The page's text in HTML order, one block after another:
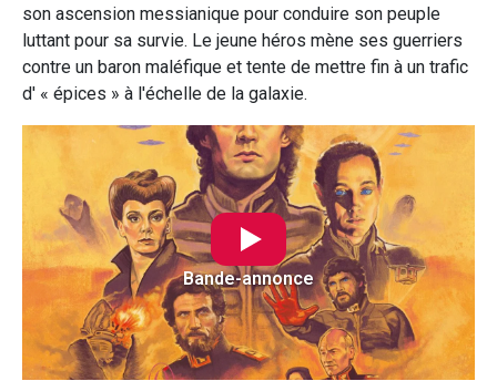
son ascension messianique pour conduire son peuple
luttant pour sa survie. Le jeune héros mène ses guerriers
contre un baron maléfique et tente de mettre fin à un trafic
d' « épices » à l'échelle de la galaxie.
Bande-annonce